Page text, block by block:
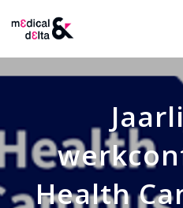
Health